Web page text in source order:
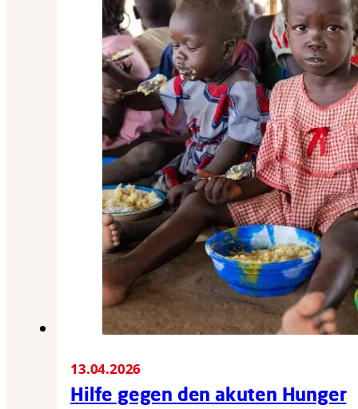
13.04.2026
Hilfe gegen den akuten Hunger